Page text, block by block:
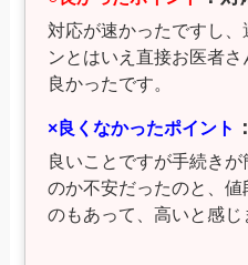
対応が速かったですし
ンとはいえ直接お医者
良かったです。
×良くなかったポイント
良いことですが手続きが
のか不安だったのと、
のもあって、高いと感じ